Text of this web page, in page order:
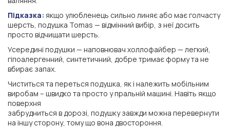
Підказка: якщо улюбленець сильно линяє або має голчасту
шерсть, подушка Tomas — відмінний вибір, з неї досить
просто відчищати шерсть.
Усередині подушки — наповнювач холлофайбер — легкий,
гіпоалергенний, синтетичний, добре тримає форму та не
вбирає запах.
Чиститься та переться подушка, як і належить мобільним
виробам – швидко та просто у пральній машині. Навіть якщо
поверхня
забрудниться в дорозі, подушку завжди можна перевернути
на іншу сторону, тому що вона двостороння.